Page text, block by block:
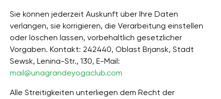
Sie können jederzeit Auskunft über Ihre Daten
verlangen, sie korrigieren, die Verarbeitung einstellen
oder löschen lassen, vorbehaltlich gesetzlicher
Vorgaben. Kontakt: 242440, Oblast Brjansk, Stadt
Sewsk, Lenina-Str., 130, E-Mail:
mail@unagrandeyogaclub.com
Alle Streitigkeiten unterliegen dem Recht der